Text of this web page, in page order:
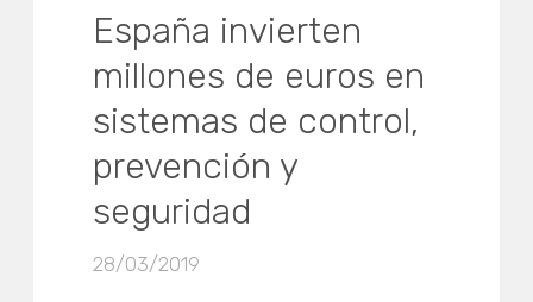
España invierten
millones de euros en
sistemas de control,
prevención y
seguridad
28/03/2019